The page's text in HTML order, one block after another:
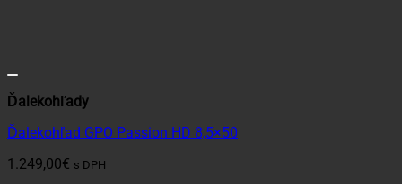
Ďalekohľady
Ďalekohľad GPO Passion HD 8,5×50
1.249,00€ s DPH